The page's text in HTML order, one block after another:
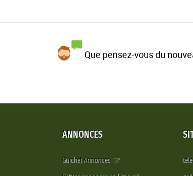
Que pensez-vous du
ANNONCES
Guichet Annonces